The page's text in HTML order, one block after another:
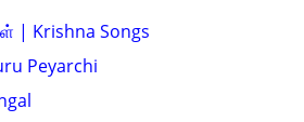
| Krishna Songs
Peyarchi